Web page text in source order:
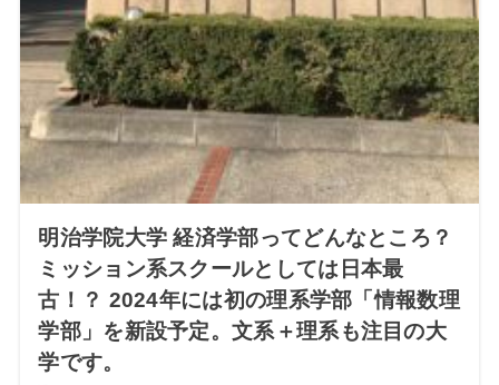
明治学院大学 経済学部ってどんなところ？
ミッション系スクールとしては日本最
古！？ 2024年には初の理系学部「情報数理
学部」を新設予定。文系＋理系も注目の大
学です。